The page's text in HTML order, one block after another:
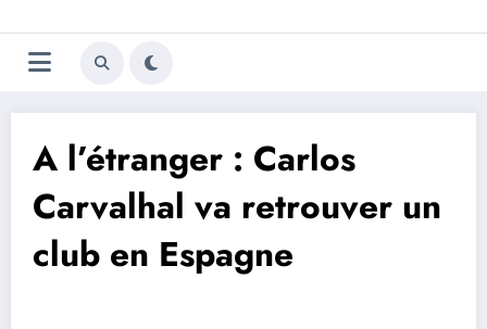
au
contenu
Trivela
L'actualité du football
A l’étranger : Carlos
Carvalhal va retrouver un
club en Espagne